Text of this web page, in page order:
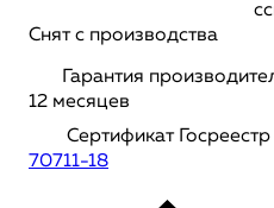
Снят с производства
Гарантия
12 месяцев
Сертификат
70711-18